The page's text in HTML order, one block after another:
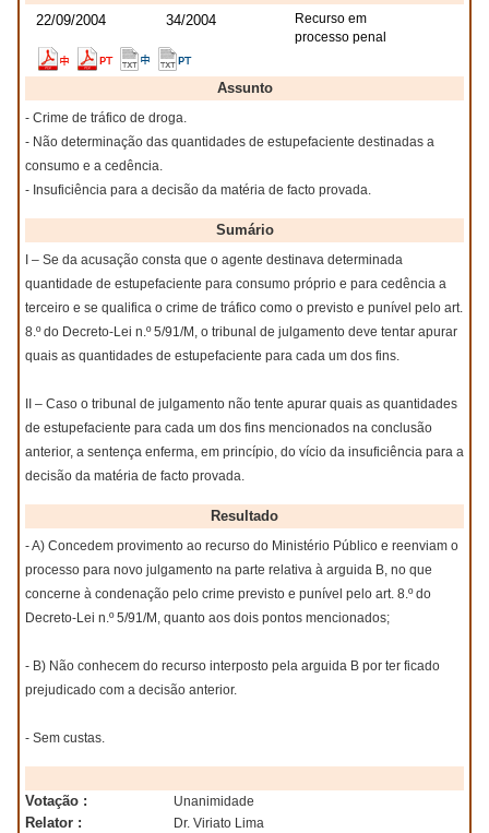
22/09/2004 34/2004
Recurso em
processo penal
Assunto
- Crime de tráfico de droga.
- Não determinação das quantidades de estupefaciente destinadas a
consumo e a cedência.
- Insuficiência para a decisão da matéria de facto provada.
Sumário
I – Se da acusação consta que o agente destinava determinada
quantidade de estupefaciente para consumo próprio e para cedência a
terceiro e se qualifica o crime de tráfico como o previsto e punível pelo art.
8.º do Decreto-Lei n.º 5/91/M, o tribunal de julgamento deve tentar apurar
quais as quantidades de estupefaciente para cada um dos fins.
II – Caso o tribunal de julgamento não tente apurar quais as quantidades
de estupefaciente para cada um dos fins mencionados na conclusão
anterior, a sentença enferma, em princípio, do vício da insuficiência para a
decisão da matéria de facto provada.
Resultado
- A) Concedem provimento ao recurso do Ministério Público e reenviam o
processo para novo julgamento na parte relativa à arguida B, no que
concerne à condenação pelo crime previsto e punível pelo art. 8.º do
Decreto-Lei n.º 5/91/M, quanto aos dois pontos mencionados;
- B) Não conhecem do recurso interposto pela arguida B por ter ficado
prejudicado com a decisão anterior.
- Sem custas.
Votação : Unanimidade
Relator : Dr. Viriato Lima